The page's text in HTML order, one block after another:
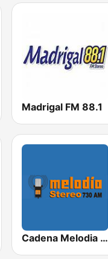
Madrigal FM 88.1
Cadena Melodia 730 AM